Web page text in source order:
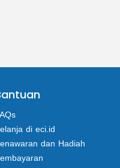
di eci.id
dan Hadiah